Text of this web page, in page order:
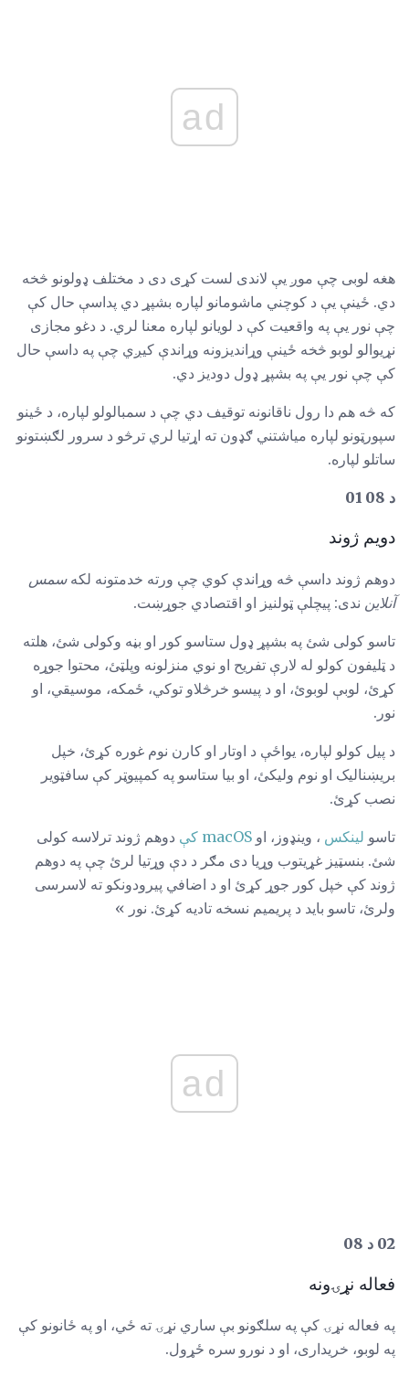
ad
هغه لوبی چې موږ یې لاندی لست کړی دی د مختلف ډولونو څخه
دي. ځینې ​​یې د کوچني ماشومانو لپاره بشپړ دي پداسې حال کې
چې نور یې په واقعیت کې د لویانو لپاره معنا لري. د دغو مجازی
نړیوالو لوبو څخه ځینې وړاندیزونه وړاندې کیږي چې په داسې حال
کې چې نور یې په بشپړ ډول دوديز دي.
که څه هم دا رول ناقانونه توقیف دي چې د سمبالولو لپاره، د ځینو
سپورټونو لپاره میاشتني ګډون ته اړتیا لري ترڅو د سرور لګښتونو
ساتلو لپاره.
د 08 01
دویم ژوند
دوهم ژوند داسې څه وړاندې کوي چې ورته خدمتونه لکهسمس
آنلاین ندی: پیچلې ټولنیز او اقتصادي جوړښت.
تاسو کولی شئ په بشپړ ډول ستاسو کور او بڼه وکولی شئ، هلته
د ټلیفون کولو له لارې تفریح ​​او نوي منزلونه وپلټئ، محتوا جوړه
کړئ، لوبې لوبوئ، او د پیسو خرڅلاو توکي، ځمکه، موسیقي، او
نور.
د پیل کولو لپاره، یواځې د اوتار او کارن نوم غوره کړئ، خپل
بریښنالیک او نوم وليکئ، او بیا ستاسو په کمپیوټر کې سافټویر
نصب کړئ.
تاسو لینکس ، وینډوز، او macOS کې
دوهم ژوند ترلاسه کولی
شئ. بنسټیز غړیتوب وړیا دی مګر د دې وړتیا لرئ چې په دوهم
ژوند کې خپل کور جوړ کړئ او د اضافي پیرودونکو ته لاسرسی
ولرئ، تاسو باید د پریمیم نسخه تادیه کړئ. نور »
ad
02 د 08
فعاله نړۍونه
په فعاله نړۍ کې په سلګونو بې ساري نړۍ ته ځي، او په ځانونو کې
په لوبو، خریداری، او د نورو سره ځړول.